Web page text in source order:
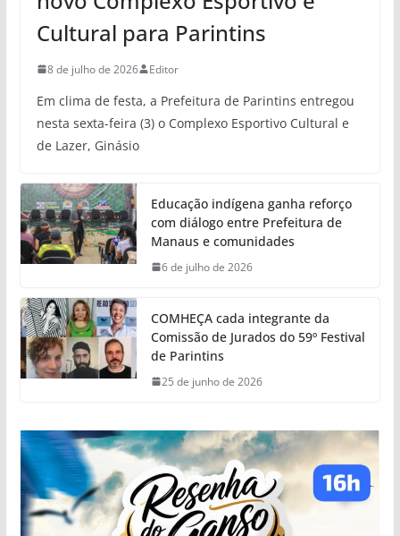
Cultural para Parintins
8 de julho de 2026 Editor
Em clima de festa, a Prefeitura de Parintins entregou
nesta sexta-feira (3) o Complexo Esportivo Cultural e
de Lazer, Ginásio
Educação indígena ganha reforço
com diálogo entre Prefeitura de
Manaus e comunidades
6 de julho de 2026
COMHEÇA cada integrante da
Comissão de Jurados do 59º Festival
de Parintins
25 de junho de 2026